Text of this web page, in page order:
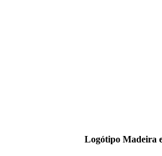
Logótipo Madeira